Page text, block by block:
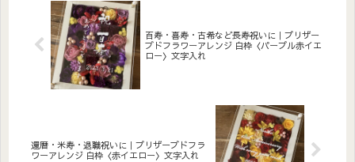
壁かけでも置き型でも飾れま
す。こんな方へ結婚祝い・記
念日ギ...
店祝いに結...
百寿・喜寿・古希など長寿祝いに｜プリザー
ブドフラワーアレンジ 白枠〈パープル赤イエ
ロー〉文字入れ
還暦・米寿・退職祝いに｜プリザーブドフラ
ワーアレンジ 白枠〈赤イエロー〉文字入れ